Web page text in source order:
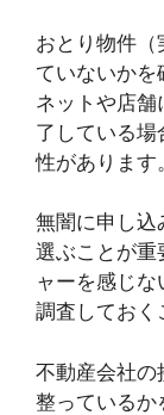
おとり物件（
ていないかを
ネットや店舗
了している
性があります。
無闇に申し込
選ぶことが重
ャーを感じ
調査しておく
不動産会社の
整っているか